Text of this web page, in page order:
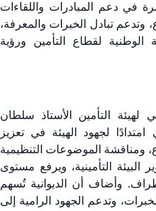
في دعم المبادرات واللقاءات
وتدعم تبادل الخبرات والمعرفة،
الوطنية لقطاع التأمين ورؤية
التأمين الأستاذ سلطان
امتدادًا لجهود الهيئة في تعزيز
ومناقشة الموضوعات التنظيمية
البيئة التأمينية، ويرفع مستوى
وأضاف أن الديوانية تُسهم
وتدعم الجهود الرامية إلى